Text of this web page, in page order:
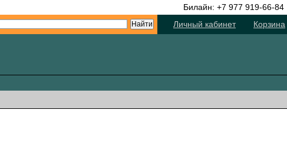
Билайн: +7 977 919-66-84
Личный кабинет
Корзина